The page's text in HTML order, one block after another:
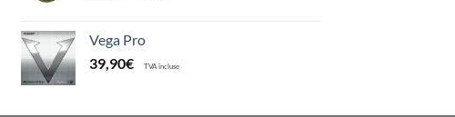
Vega Pro
39,90€ TVA incluse